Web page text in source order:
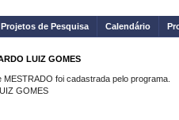
Projetos de Pesquisa Calendário
LUIZ GOMES
MESTRADO foi cadastrada pelo programa.
GOMES